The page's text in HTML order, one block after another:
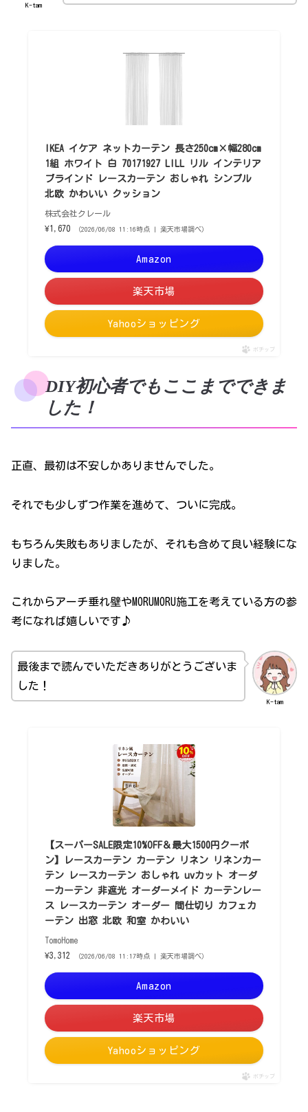
K-tam
IKEA イケア ネットカーテン 長さ250cm×幅280cm
1組 ホワイト 白 70171927 LILL リル インテリア
ブラインド レースカーテン おしゃれ シンプル
北欧 かわいい クッション
株式会社クレール
¥1,670
（2026/06/08 11:16時点 | 楽天市場調べ）
Amazon
楽天市場
Yahooショッピング
ポチップ
DIY初心者でもここまでできま
した！
正直、最初は不安しかありませんでした。
それでも少しずつ作業を進めて、ついに完成。
もちろん失敗もありましたが、それも含めて良い経験にな
りました。
これからアーチ垂れ壁やMORUMORU施工を考えている方の参
考になれば嬉しいです♪
K-tam
最後まで読んでいただきありがとうございま
した！
【スーパーSALE限定10%OFF＆最大1500円クーポ
ン】レースカーテン カーテン リネン リネンカー
テン レースカーテン おしゃれ uvカット オーダ
ーカーテン 非遮光 オーダーメイド カーテンレー
ス レースカーテン オーダー 間仕切り カフェカ
ーテン 出窓 北欧 和室 かわいい
TomoHome
¥3,312
（2026/06/08 11:17時点 | 楽天市場調べ）
Amazon
楽天市場
Yahooショッピング
ポチップ